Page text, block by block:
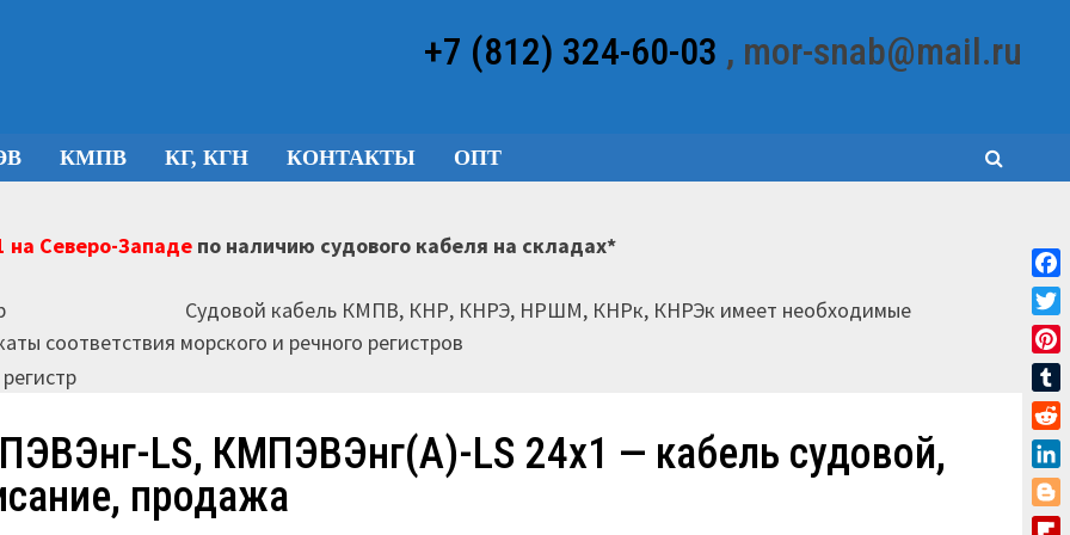
+7 (812) 324-60-03 , mor-snab@mail.ru
КМПВ КГ, КГН КОНТАКТЫ ОПТ
Северо-Западепо наличию судового кабеля на складах*
Судовой кабель КМПВ, КНР, КНРЭ, НРШМ, КНРк, КНРЭк имеет необходимые
соответствия морского и речного регистров
LS, КМПЭВЭнг(А)-LS 24х1 — кабель судовой,
продажа